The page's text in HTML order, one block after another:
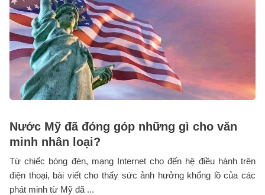
Nước Mỹ đã đóng góp những gì cho văn
minh nhân loại?
Từ chiếc bóng đèn, mạng Internet cho đến hệ điều hành trên
điện thoại, bài viết cho thấy sức ảnh hưởng khổng lồ của các
phát minh từ Mỹ đã ...